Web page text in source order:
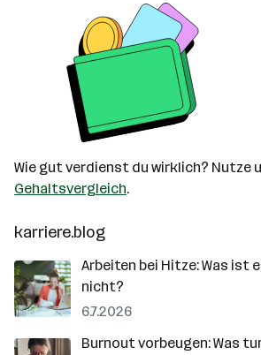
Wie gut verdienst du wirklich? Nutze
Gehaltsvergleich.
karriere.blog
Arbeiten bei Hitze: Was ist
nicht?
6.7.2026
Burnout vorbeugen: Was